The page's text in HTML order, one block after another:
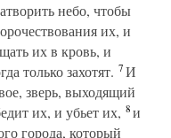
небо, чтобы
их, и
их в кровь, и
только захотят. 7И
зверь, выходящий
их, и убьет их, 8и
города, который